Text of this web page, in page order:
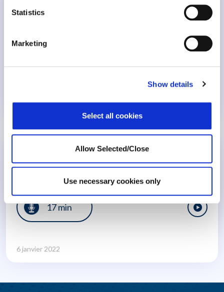
Statistics
Marketing
Show details
Select all cookies
Allow Selected/Close
Use necessary cookies only
Organisé par : Sanura Scott Montgiraud
10 min
Journée mondiale du bien-être
17 min
6 janvier 2022